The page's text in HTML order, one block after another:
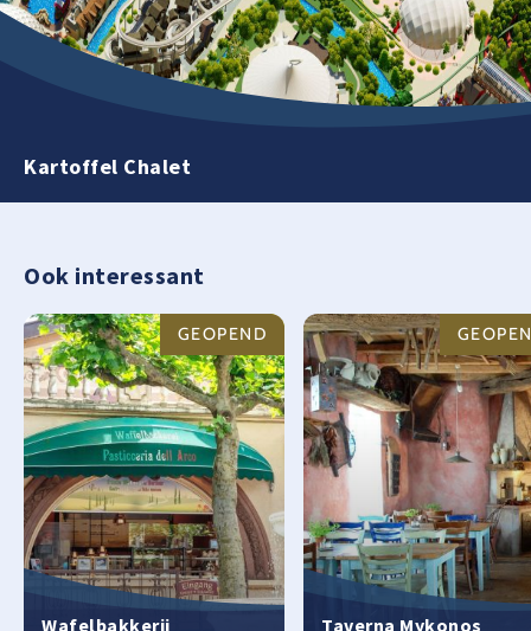
Kartoffel Chalet
Ook interessant
GEOPEND
Wafelbakkerij Taverna Mykonos